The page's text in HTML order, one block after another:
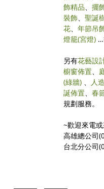
飾精品、擺
裝飾、聖誕
花、年節吊
燈籠(宮燈) …
另有花藝設
櫥窗佈置、
(綠牆) 、 人
誕佈置、春
規劃服務。
~歡迎來電
高雄總公司
台北分公司